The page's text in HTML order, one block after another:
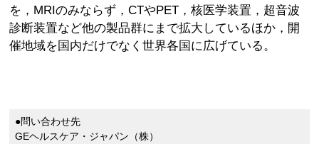
を，MRIのみならず，CTやPET，核医学装置，超音波
診断装置など他の製品群にまで拡大しているほか，開
催地域を国内だけでなく世界各国に広げている。
●問い合わせ先
GEヘルスケア・ジャパン（株）